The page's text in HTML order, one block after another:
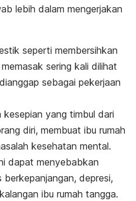
lebih dalam mengerjakan
seperti membersihkan
sering kali dilihat
sebagai pekerjaan
yang timbul dari
diri, membuat ibu rumah
kesehatan mental.
dapat menyebabkan
depresi,
ibu rumah tangga.